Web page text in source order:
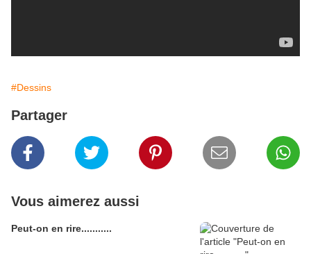
#Dessins
Partager
Vous aimerez aussi
Peut-on en rire...........